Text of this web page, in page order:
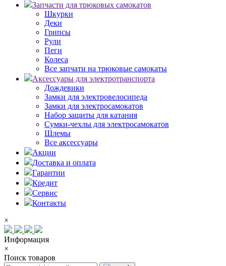
Запчасти для трюковых самокатов
Шкурки
Деки
Грипсы
Рули
Пеги
Колеса
Все запчати на трюковые самокаты
Аксессуары для электротранспорта
Дождевики
Замки для электровелосипеда
Замки для электросамокатов
Набор защиты для катания
Сумки-чехлы для электросамокатов
Шлемы
Все аксессуары
Акции
Доставка и оплата
Гарантии
Кредит
Сервис
Контакты
×
Информация
×
Поиск товаров